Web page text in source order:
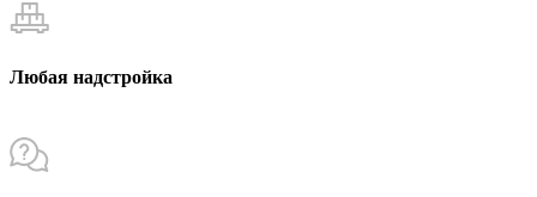
Любая надстройка